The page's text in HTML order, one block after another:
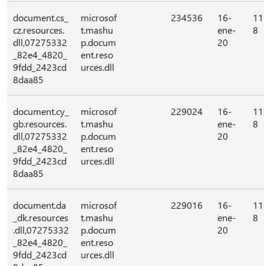
document.cs_
cz.resources.
dll,07275332
_82e4_4820_
9fdd_2423cd
8daa85
microsof
t.mashu
p.docum
ent.reso
urces.dll
234536
16-
ene-
20
8
document.cy_
gb.resources.
dll,07275332
_82e4_4820_
9fdd_2423cd
8daa85
microsof
t.mashu
p.docum
ent.reso
urces.dll
229024
16-
ene-
20
8
document.da
_dk.resources
.dll,07275332
_82e4_4820_
9fdd_2423cd
microsof
t.mashu
p.docum
ent.reso
urces.dll
229016
16-
ene-
20
8